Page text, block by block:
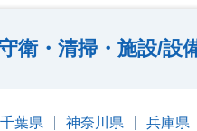
衛・清掃・施設/設
千葉県 神奈川県 兵庫県